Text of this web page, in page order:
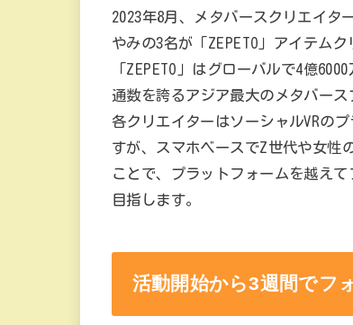
2023年8月、メタバースクリエイタ
やみの3名が「ZEPETO」アイテム
「ZEPETO」はグローバルで4億
通数を誇るアジア最大のメタバース
各クリエイターはソーシャルVRの
すが、スマホベースでZ世代や女性
ことで、プラットフォームを越え
目指します。
活動開始から3週間でフ